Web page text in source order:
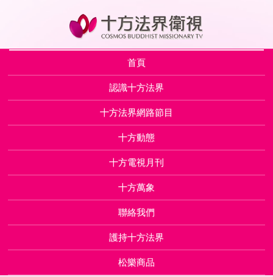
首頁
認識十方法界
十方法界網路節目
十方動態
十方電視月刊
十方萬象
聯絡我們
護持十方法界
松樂商品